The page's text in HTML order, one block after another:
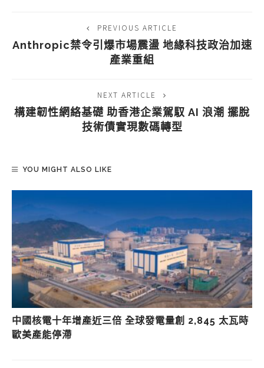
PREVIOUS ARTICLE
Anthropic禁令引爆市場震盪 地緣科技政治加速
產業重組
NEXT ARTICLE
構建韌性網絡基礎 助香港企業駕馭 AI 浪潮 擺脫
技術債實現數碼轉型
YOU MIGHT ALSO LIKE
中國核電十年增產近三倍 全球發電量創 2,845 太瓦時
歐美產能停滯